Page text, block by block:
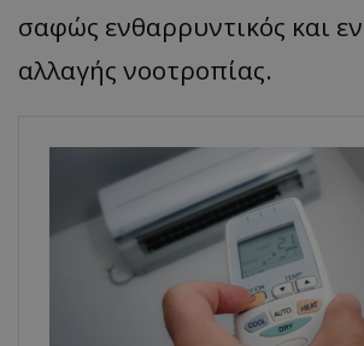
σαφώς ενθαρρυντικός και
αλλαγής νοοτροπίας.